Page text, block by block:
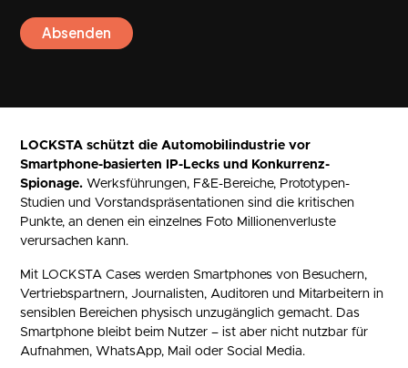
LOCKSTA schützt die Automobilindustrie vor
Smartphone-basierten IP-Lecks und Konkurrenz-
Spionage. Werksführungen, F&E-Bereiche, Prototypen-
Studien und Vorstandspräsentationen sind die kritischen
Punkte, an denen ein einzelnes Foto Millionenverluste
verursachen kann.
Mit LOCKSTA Cases werden Smartphones von Besuchern,
Vertriebspartnern, Journalisten, Auditoren und Mitarbeitern in
sensiblen Bereichen physisch unzugänglich gemacht. Das
Smartphone bleibt beim Nutzer – ist aber nicht nutzbar für
Aufnahmen, WhatsApp, Mail oder Social Media.